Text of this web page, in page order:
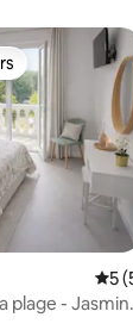
5
plage -